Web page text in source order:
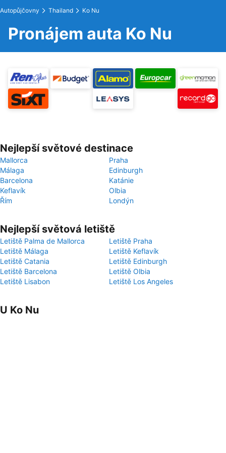
Autopůjčovny Thailand Ko Nu
Pronájem auta Ko Nu
Nejlepší světové destinace
Mallorca
Praha
Málaga
Edinburgh
Barcelona
Katánie
Keflavík
Olbia
Řím
Londýn
Nejlepší světová letiště
Letiště Palma de Mallorca
Letiště Praha
Letiště Málaga
Letiště Keflavík
Letiště Catania
Letiště Edinburgh
Letiště Barcelona
Letiště Olbia
Letiště Lisabon
Letiště Los Angeles
U Ko Nu